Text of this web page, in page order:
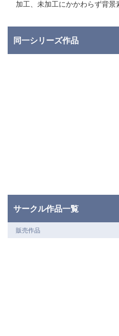
加工、未加工にかかわらず背景
同一シリーズ作品
サークル作品一覧
販売作品